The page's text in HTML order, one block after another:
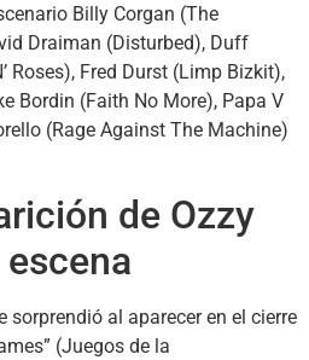
Billy Corgan (The
Draiman (Disturbed), Duff
Roses), Fred Durst (Limp Bizkit),
Bordin (Faith No More), Papa V
(Rage Against The Machine)
de Ozzy
sorprendió al aparecer en el cierre
(Juegos de la